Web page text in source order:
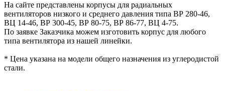
На сайте представлены корпусы для радиальных
вентиляторов низкого и среднего давления типа ВР 280-46,
ВЦ 14-46, ВР 300-45, ВР 80-75, ВР 86-77, ВЦ 4-75.
По заявке Заказчика можем изготовить корпус для любого
типа вентилятора из нашей линейки.
* Цена указана на модели общего назначения из углеродистой
стали.